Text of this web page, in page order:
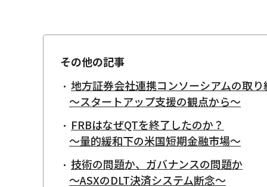
その他の記事
地方証券会社連携コンソーシアムの取り
～スタートアップ支援の観点から～
FRBはなぜQTを終了したのか？
～量的緩和下の米国短期金融市場～
技術の問題か、ガバナンスの問題か
～ASXのDLT決済システム断念～